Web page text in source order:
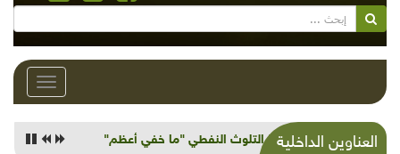
Toggle
العناوين الداخليةكارثة التلوث النفطي "ما خفي أعظم"